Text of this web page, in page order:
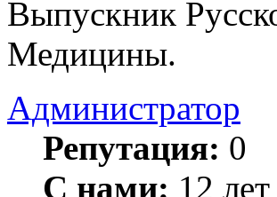
Выпускник
Медицины.
Администратор
Репутация: 0
С нами: 12